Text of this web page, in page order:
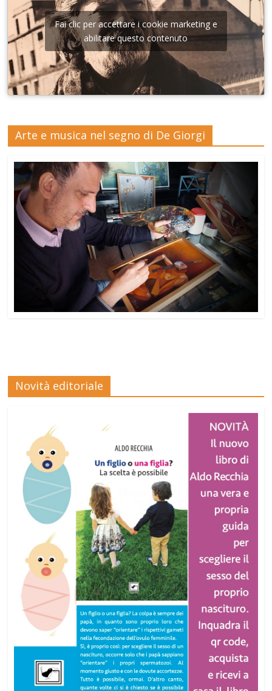
Fai clic per accettare i cookie marketing e
abilitare questo contenuto
Arte e musica nel segno di De Giorgi
Novità editoriale